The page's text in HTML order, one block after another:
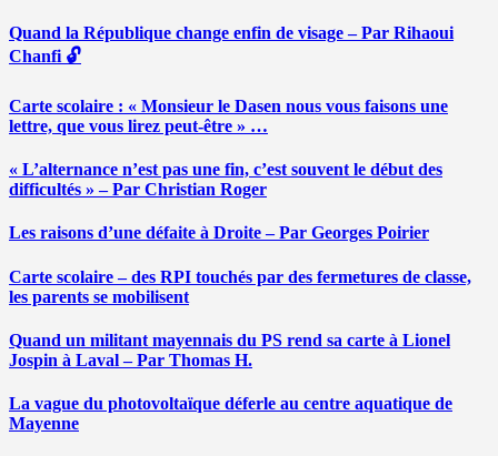
Quand la République change enfin de visage – Par Rihaoui
Chanfi 🔓
Carte scolaire : « Monsieur le Dasen nous vous faisons une
lettre, que vous lirez peut-être » …
« L’alternance n’est pas une fin, c’est souvent le début des
difficultés » – Par Christian Roger
Les raisons d’une défaite à Droite – Par Georges Poirier
Carte scolaire – des RPI touchés par des fermetures de classe,
les parents se mobilisent
Quand un militant mayennais du PS rend sa carte à Lionel
Jospin à Laval – Par Thomas H.
La vague du photovoltaïque déferle au centre aquatique de
Mayenne